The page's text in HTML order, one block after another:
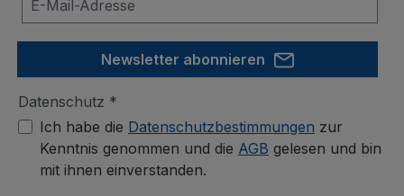
Newsletter abonnieren
Datenschutz *
Ich habe die Datenschutzbestimmungen zur
Kenntnis genommen und die AGB gelesen und bin
mit ihnen einverstanden.